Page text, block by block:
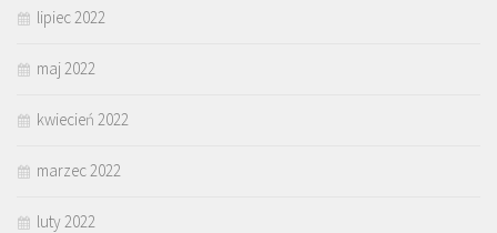
lipiec 2022
maj 2022
kwiecień 2022
marzec 2022
luty 2022